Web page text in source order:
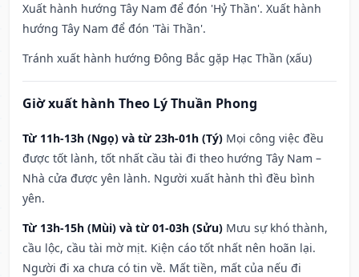
Xuất hành hướng Tây Nam để đón 'Hỷ Thần'. Xuất hành
hướng Tây Nam để đón 'Tài Thần'.
Tránh xuất hành hướng Đông Bắc gặp Hạc Thần (xấu)
Giờ xuất hành Theo Lý Thuần Phong
Từ 11h-13h (Ngọ) và từ 23h-01h (Tý) Mọi công việc đều
được tốt lành, tốt nhất cầu tài đi theo hướng Tây Nam –
Nhà cửa được yên lành. Người xuất hành thì đều bình
yên.
Từ 13h-15h (Mùi) và từ 01-03h (Sửu) Mưu sự khó thành,
cầu lộc, cầu tài mờ mịt. Kiện cáo tốt nhất nên hoãn lại.
Người đi xa chưa có tin về. Mất tiền, mất của nếu đi